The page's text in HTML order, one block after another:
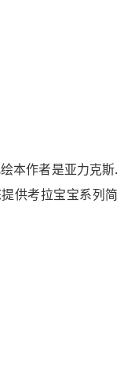
本作者是亚力克斯.
供考拉宝宝系列简